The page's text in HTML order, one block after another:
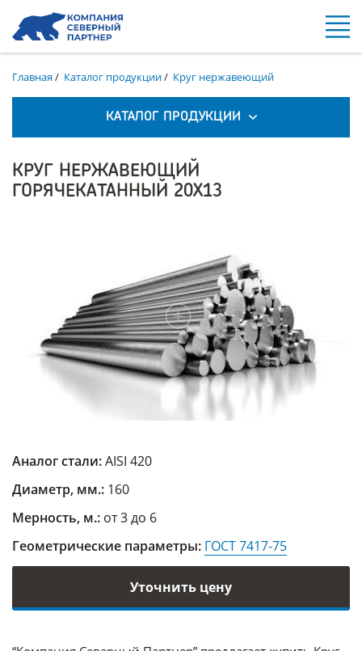
Главная/ Каталог продукции/ Круг нержавеющий
КАТАЛОГ ПРОДУКЦИИ
КРУГ НЕРЖАВЕЮЩИЙ
ГОРЯЧЕКАТАННЫЙ 20Х13
Аналог стали:AISI 420
Диаметр, мм.: 160
Мерность, м.: от 3 до 6
Геометрические параметры: ГОСТ 7417-75
Уточнить цену